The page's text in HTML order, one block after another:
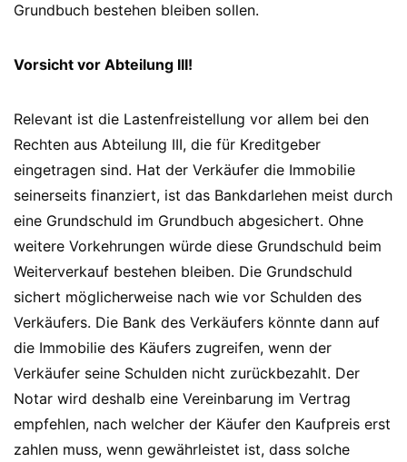
Grundbuch bestehen bleiben sollen.
Vorsicht vor Abteilung III!
Relevant ist die Lastenfreistellung vor allem bei den
Rechten aus Abteilung III, die für Kreditgeber
eingetragen sind. Hat der Verkäufer die Immobilie
seinerseits finanziert, ist das Bankdarlehen meist durch
eine Grundschuld im Grundbuch abgesichert. Ohne
weitere Vorkehrungen würde diese Grundschuld beim
Weiterverkauf bestehen bleiben. Die Grundschuld
sichert möglicherweise nach wie vor Schulden des
Verkäufers. Die Bank des Verkäufers könnte dann auf
die Immobilie des Käufers zugreifen, wenn der
Verkäufer seine Schulden nicht zurückbezahlt. Der
Notar wird deshalb eine Vereinbarung im Vertrag
empfehlen, nach welcher der Käufer den Kaufpreis erst
zahlen muss, wenn gewährleistet ist, dass solche